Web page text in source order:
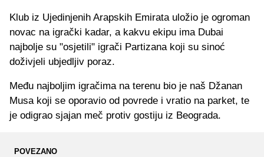
Klub iz Ujedinjenih Arapskih Emirata uložio je ogroman
novac na igrački kadar, a kakvu ekipu ima Dubai
najbolje su "osjetili" igrači Partizana koji su sinoć
doživjeli ubjedljiv poraz.
Među najboljim igračima na terenu bio je naš Džanan
Musa koji se oporavio od povrede i vratio na parket, te
je odigrao sjajan meč protiv gostiju iz Beograda.
POVEZANO